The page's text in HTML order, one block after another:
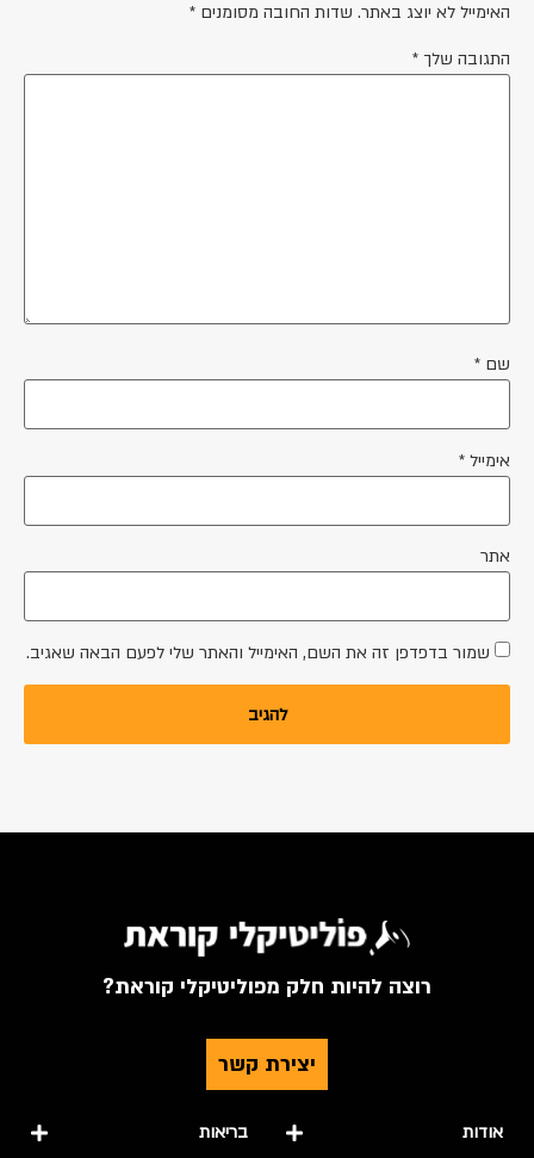
האימייל לא יוצג באתר. שדות החובה מסומנים *
התגובה שלך *
שם *
אימייל *
אתר
שמור בדפדפן זה את השם, האימייל והאתר שלי לפעם הבאה שאגיב.
רוצה להיות חלק מפוליטיקלי קוראת?
יצירת קשר
אודות בריאות